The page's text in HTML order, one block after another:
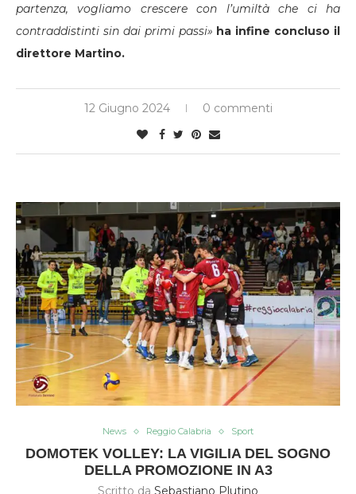
partenza, vogliamo crescere con l’umiltà che ci ha
contraddistinti sin dai primi passi» ha infine concluso il
direttore Martino.
12 Giugno 2024 0 commenti
News Reggio Calabria Sport
DOMOTEK VOLLEY: LA VIGILIA DEL SOGNO
DELLA PROMOZIONE IN A3
Scritto da Sebastiano Plutino